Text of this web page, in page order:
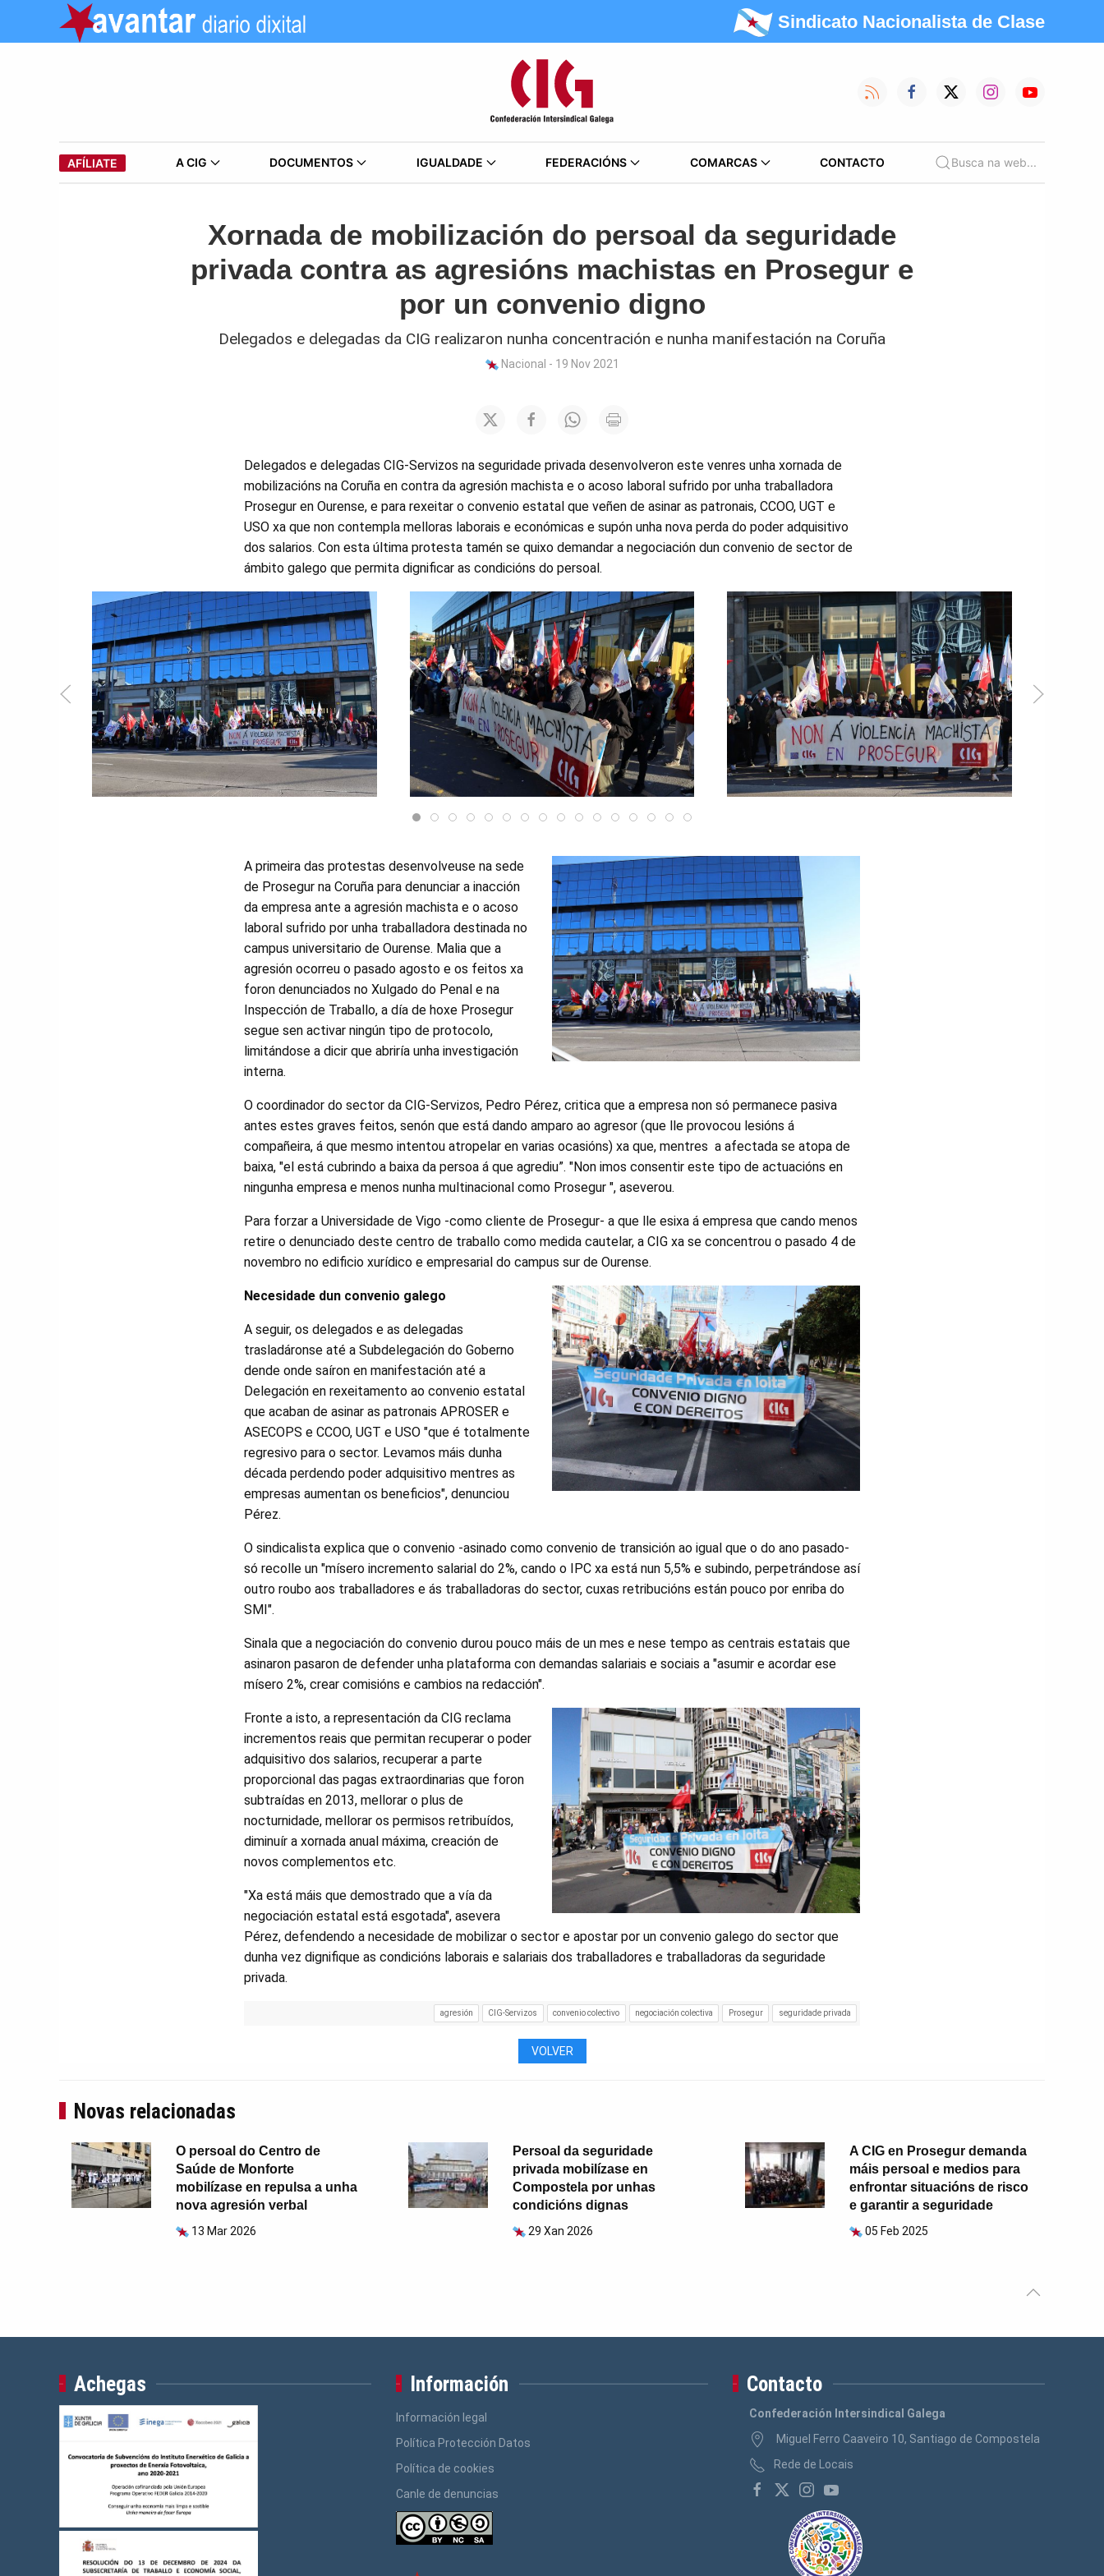
Sindicato Nacionalista de Clase
AFÍLIATE A CIG DOCUMENTOS IGUALDADE FEDERACIÓNS COMARCAS CONTACTO Busca na web...
Xornada de mobilización do persoal da seguridade
privada contra as agresións machistas en Prosegur e
por un convenio digno
Delegados e delegadas da CIG realizaron nunha concentración e nunha manifestación na Coruña
Nacional - 19 Nov 2021
Delegados e delegadas CIG-Servizos na seguridade privada desenvolveron este venres unha xornada de
mobilizacións na Coruña en contra da agresión machista e o acoso laboral sufrido por unha traballadora
Prosegur en Ourense, e para rexeitar o convenio estatal que veñen de asinar as patronais, CCOO, UGT e
USO xa que non contempla melloras laborais e económicas e supón unha nova perda do poder adquisitivo
dos salarios. Con esta última protesta tamén se quixo demandar a negociación dun convenio de sector de
ámbito galego que permita dignificar as condicións do persoal.
A primeira das protestas desenvolveuse na sede
de Prosegur na Coruña para denunciar a inacción
da empresa ante a agresión machista e o acoso
laboral sufrido por unha traballadora destinada no
campus universitario de Ourense. Malia que a
agresión ocorreu o pasado agosto e os feitos xa
foron denunciados no Xulgado do Penal e na
Inspección de Traballo, a día de hoxe Prosegur
segue sen activar ningún tipo de protocolo,
limitándose a dicir que abriría unha investigación
interna.
O coordinador do sector da CIG-Servizos, Pedro Pérez, critica que a empresa non só permanece pasiva
antes estes graves feitos, senón que está dando amparo ao agresor (que lle provocou lesións á
compañeira, á que mesmo intentou atropelar en varias ocasións) xa que, mentres a afectada se atopa de
baixa, "el está cubrindo a baixa da persoa á que agrediu”. "Non imos consentir este tipo de actuacións en
ningunha empresa e menos nunha multinacional como Prosegur ", aseverou.
Para forzar a Universidade de Vigo -como cliente de Prosegur- a que lle esixa á empresa que cando menos
retire o denunciado deste centro de traballo como medida cautelar, a CIG xa se concentrou o pasado 4 de
novembro no edificio xurídico e empresarial do campus sur de Ourense.
Necesidade dun convenio galego
A seguir, os delegados e as delegadas
trasladáronse até a Subdelegación do Goberno
dende onde saíron en manifestación até a
Delegación en rexeitamento ao convenio estatal
que acaban de asinar as patronais APROSER e
ASECOPS e CCOO, UGT e USO "que é totalmente
regresivo para o sector. Levamos máis dunha
década perdendo poder adquisitivo mentres as
empresas aumentan os beneficios", denunciou
Pérez.
O sindicalista explica que o convenio -asinado como convenio de transición ao igual que o do ano pasado-
só recolle un "mísero incremento salarial do 2%, cando o IPC xa está nun 5,5% e subindo, perpetrándose así
outro roubo aos traballadores e ás traballadoras do sector, cuxas retribucións están pouco por enriba do
SMI".
Sinala que a negociación do convenio durou pouco máis de un mes e nese tempo as centrais estatais que
asinaron pasaron de defender unha plataforma con demandas salariais e sociais a "asumir e acordar ese
mísero 2%, crear comisións e cambios na redacción".
Fronte a isto, a representación da CIG reclama
incrementos reais que permitan recuperar o poder
adquisitivo dos salarios, recuperar a parte
proporcional das pagas extraordinarias que foron
subtraídas en 2013, mellorar o plus de
nocturnidade, mellorar os permisos retribuídos,
diminuír a xornada anual máxima, creación de
novos complementos etc.
"Xa está máis que demostrado que a vía da
negociación estatal está esgotada", asevera
Pérez, defendendo a necesidade de mobilizar o sector e apostar por un convenio galego do sector que
dunha vez dignifique as condicións laborais e salariais dos traballadores e traballadoras da seguridade
privada.
agresión CIG-Servizos convenio colectivo negociación colectiva Prosegur seguridade privada
VOLVER
Novas relacionadas
O persoal do Centro de
Saúde de Monforte
mobilízase en repulsa a unha
nova agresión verbal
13 Mar 2026
Persoal da seguridade
privada mobilízase en
Compostela por unhas
condicións dignas
29 Xan 2026
A CIG en Prosegur demanda
máis persoal e medios para
enfrontar situacións de risco
e garantir a seguridade
05 Feb 2025
Achegas Información
Información legal
Política Protección Datos
Política de cookies
Canle de denuncias
Contacto
Confederación Intersindical Galega
Miguel Ferro Caaveiro 10, Santiago de Compostela
Rede de Locais